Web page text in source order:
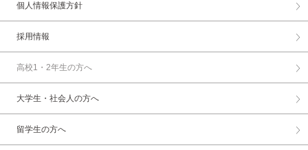
個人情報保護方針
採用情報
高校1・2年生の方へ
大学生・社会人の方へ
留学生の方へ